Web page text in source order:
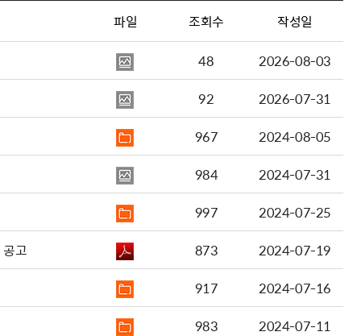
파일 조회수 작성일
48
2026-08-03
92
2026-07-31
967
2024-08-05
984
2024-07-31
997
2024-07-25
고
873
2024-07-19
917
2024-07-16
983
2024-07-11